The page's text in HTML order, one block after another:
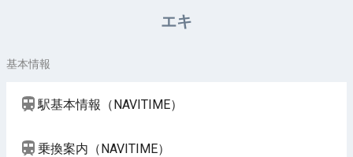
エキ
基本情報
駅基本情報（NAVITIME）
乗換案内（NAVITIME）